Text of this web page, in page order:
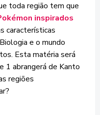
toda região tem que
inspirados
características
e o mundo
Esta matéria será
1 abrangerá de Kanto
regiões